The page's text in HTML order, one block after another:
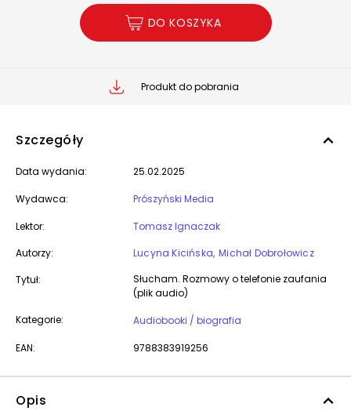
DO KOSZYKA
Produkt do pobrania
Szczegóły
Data wydania: 25.02.2025
Wydawca: Prószyński Media
Lektor:
Tomasz Ignaczak
Autorzy:
Lucyna Kicińska Michał Dobrołowicz
Tytuł:
Słucham. Rozmowy o telefonie zaufania
(plik audio)
Kategorie:
Audiobooki / biografia
EAN: 9788383919256
Opis